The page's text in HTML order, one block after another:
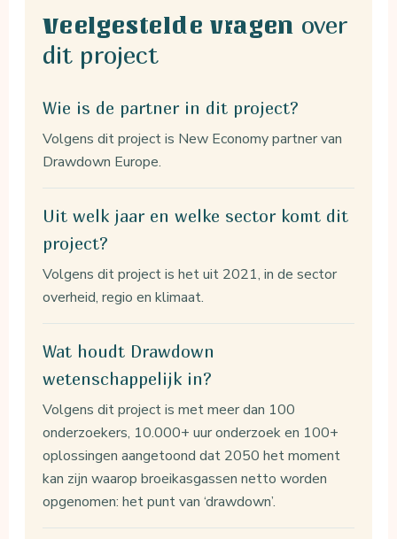
Veelgestelde vragen over
dit project
Wie is de partner in dit project?
Volgens dit project is New Economy partner van
Drawdown Europe.
Uit welk jaar en welke sector komt dit
project?
Volgens dit project is het uit 2021, in de sector
overheid, regio en klimaat.
Wat houdt Drawdown
wetenschappelijk in?
Volgens dit project is met meer dan 100
onderzoekers, 10.000+ uur onderzoek en 100+
oplossingen aangetoond dat 2050 het moment
kan zijn waarop broeikasgassen netto worden
opgenomen: het punt van ‘drawdown’.